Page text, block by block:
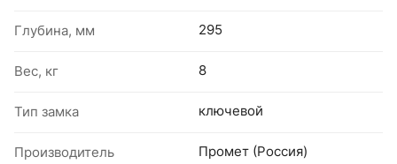
Глубина, мм 295
Вес, кг 8
Тип замка ключевой
Производитель Промет (Россия)